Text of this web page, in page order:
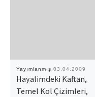
Yayımlanmış 03.04.2009
Hayalimdeki Kaftan,
Temel Kol Çizimleri,